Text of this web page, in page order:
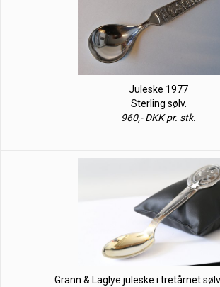
Juleske 1977
Sterling sølv.
960,- DKK pr. stk.
Grann & Laglye juleske i tretårnet